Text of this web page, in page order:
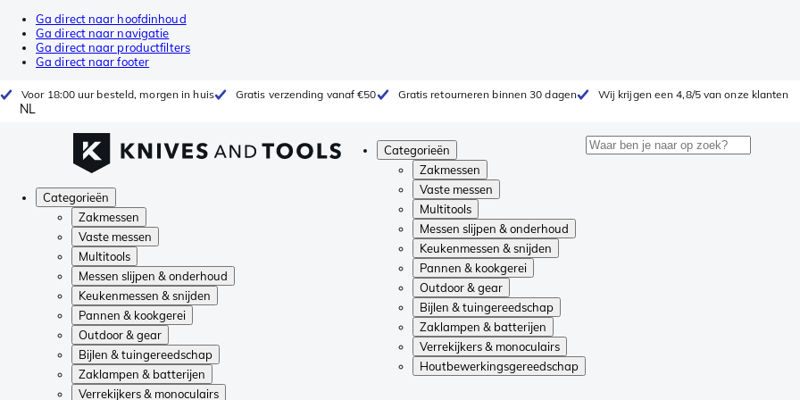
Ga direct naar hoofdinhoud
Ga direct naar navigatie
Ga direct naar productfilters
Ga direct naar footer
Voor 18:00 uur besteld, morgen in huis Gratis verzending vanaf €50 Gratis retourneren binnen 30 dagen Wij krijgen een 4,8/5 van onze klanten
NL
Categorieën
Zakmessen
Vaste messen
Multitools
Messen slijpen & onderhoud
Keukenmessen & snijden
Pannen & kookgerei
Outdoor & gear
Bijlen & tuingereedschap
Zaklampen & batterijen
Verrekijkers & monoculairs
Houtbewerkingsgereedschap
Categorieën
Zakmessen
Vaste messen
Multitools
Messen slijpen & onderhoud
Keukenmessen & snijden
Pannen & kookgerei
Outdoor & gear
Bijlen & tuingereedschap
Zaklampen & batterijen
Verrekijkers & monoculairs